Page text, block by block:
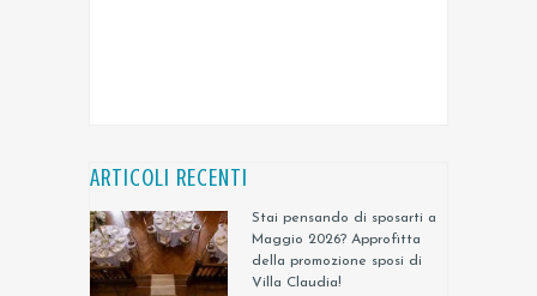
ARTICOLI RECENTI
Stai pensando di sposarti a
Maggio 2026? Approfitta
della promozione sposi di
Villa Claudia!